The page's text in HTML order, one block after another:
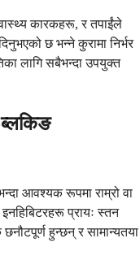
कारकहरू, र तपाईंले
छ भन्ने कुरामा निर्भर
लागि सबैभन्दा उपयुक्त
ब्लकिङ
आवश्यक रूपमा राम्रो वा
प्रायः स्तन
हुन्छन् र सामान्यतया